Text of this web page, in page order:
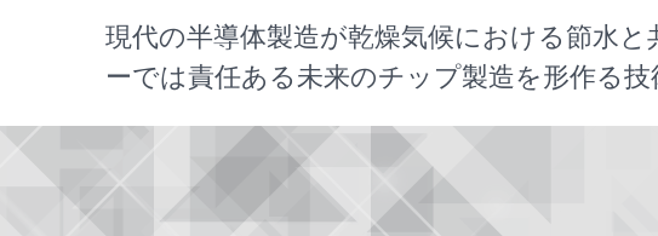
現代の半導体製造が乾燥気候における節水
ーでは責任ある未来のチップ製造を形作る